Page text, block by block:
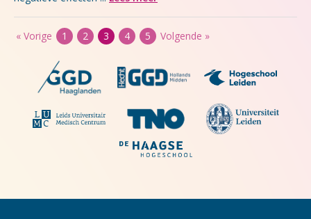
« Vorige 1 2 3 4 5 Volgende »